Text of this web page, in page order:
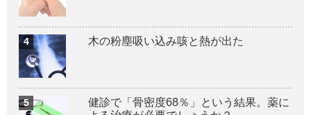
木の粉塵吸い込み咳と熱が出た
健診で「骨密度68％」という結果。薬に